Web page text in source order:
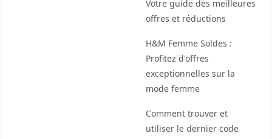
Votre guide des meilleures
offres et réductions
H&M Femme Soldes :
Profitez d'offres
exceptionnelles sur la
mode femme
Comment trouver et
utiliser le dernier code